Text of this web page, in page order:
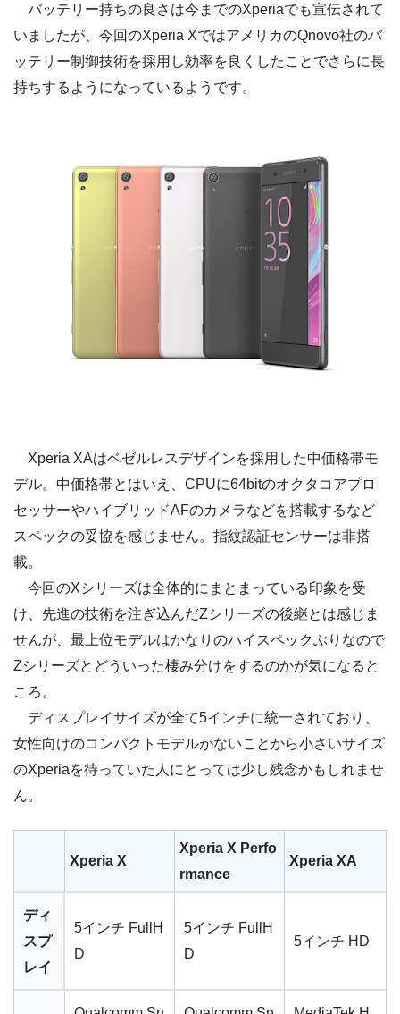
バッテリー持ちの良さは今までのXperiaでも宣伝されて
いましたが、今回のXperia XではアメリカのQnovo社のバ
ッテリー制御技術を採用し効率を良くしたことでさらに長
持ちするようになっているようです。
Xperia XAはベゼルレスデザインを採用した中価格帯モ
デル。中価格帯とはいえ、CPUに64bitのオクタコアプロ
セッサーやハイブリッドAFのカメラなどを搭載するなど
スペックの妥協を感じません。指紋認証センサーは非搭
載。
今回のXシリーズは全体的にまとまっている印象を受
け、先進の技術を注ぎ込んだZシリーズの後継とは感じま
せんが、最上位モデルはかなりのハイスペックぶりなので
Zシリーズとどういった棲み分けをするのかが気になると
ころ。
ディスプレイサイズが全て5インチに統一されており、
女性向けのコンパクトモデルがないことから小さいサイズ
のXperiaを待っていた人にとっては少し残念かもしれませ
ん。
Xperia X
Xperia X Perfo
rmance
Xperia XA
ディ
スプ
レイ
5インチ FullH
D
5インチ FullH
D
5インチ HD